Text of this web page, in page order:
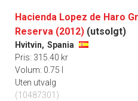
Hacienda Lopez de Haro
Reserva (2012) (utsolgt)
Hvitvin, Spania
Pris: 315.40 kr
Volum: 0.75 l
Uten utvalg
(10487301)